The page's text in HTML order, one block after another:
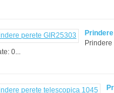
0...